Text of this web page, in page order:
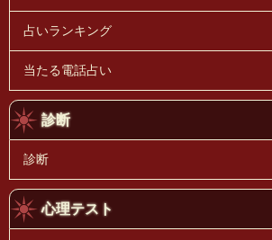
占いランキング
当たる電話占い
診断
診断
心理テスト